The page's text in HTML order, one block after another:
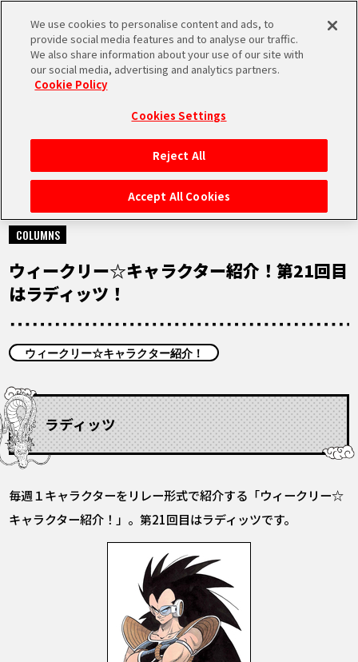
MEN
HOME
NEWS
RANKING
MOVIE
COLUMNS
ABOUT
LANGUAGE
JP
EN FR DE ES
NEWS
2021.09.28
COLUMNS
ウィークリー☆キャラクター紹介！第21回目
はラディッツ！
ウィークリー☆キャラクター紹介！
ラディッツ
毎週１キャラクターをリレー形式で紹介する「ウィークリー☆
キャラクター紹介！」。第21回目はラディッツです。
We use cookies to personalise content and ads, to
provide social media features and to analyse our traffic.
We also share information about your use of our site with
our social media, advertising and analytics partners.
Cookie Policy
Cookies Settings
Reject All
Accept All Cookies